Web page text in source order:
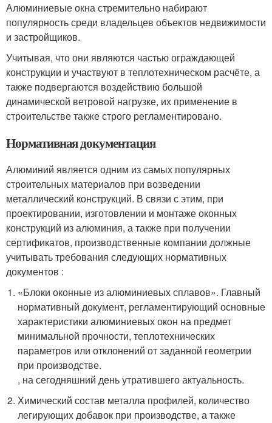
Алюминиевые окна стремительно набирают
популярность среди владельцев объектов недвижимости
и застройщиков.
Учитывая, что они являются частью ограждающей
конструкции и участвуют в теплотехническом расчёте, а
также подвергаются воздействию большой
динамической ветровой нагрузке, их применение в
строительстве также строго регламентировано.
Нормативная документация
Алюминий является одним из самых популярных
строительных материалов при возведении
металлический конструкций. В связи с этим, при
проектировании, изготовлении и монтаже оконных
конструкций из алюминия, а также при получении
сертификатов, производственные компании должные
учитывать требования следующих нормативных
документов :
«Блоки оконные из алюминиевых сплавов». Главный
нормативный документ, регламентирующий основные
характеристики алюминиевых окон на предмет
минимальной прочности, теплотехнических
параметров или отклонений от заданной геометрии
при производстве.
, на сегодняшний день утратившего актуальность.
Химический состав металла профилей, количество
легирующих добавок при производстве, а также